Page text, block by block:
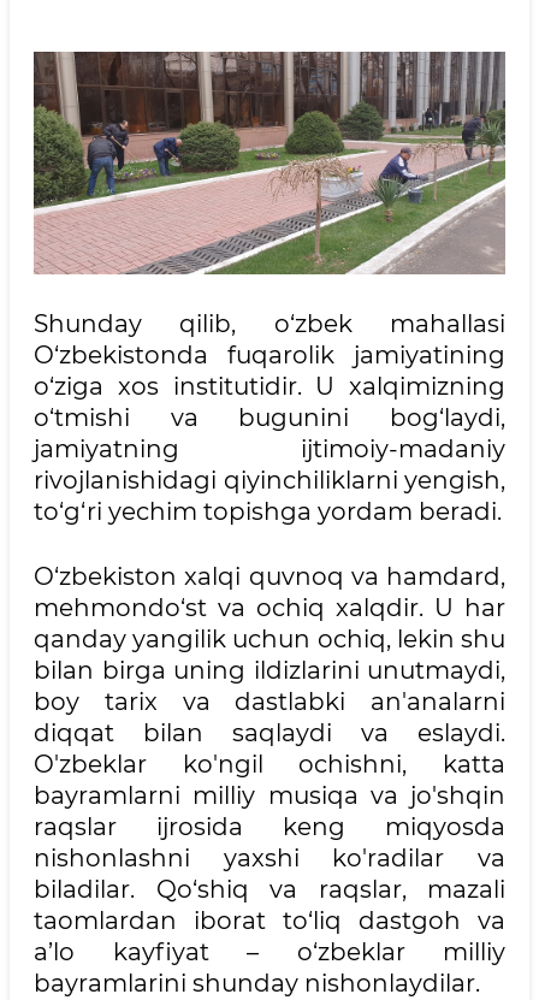
Shunday qilib, o‘zbek mahallasi
O‘zbekistonda fuqarolik jamiyatining
o‘ziga xos institutidir. U xalqimizning
o‘tmishi va bugunini bog‘laydi,
jamiyatning ijtimoiy-madaniy
rivojlanishidagi qiyinchiliklarni yengish,
to‘g‘ri yechim topishga yordam beradi.
O‘zbekiston xalqi quvnoq va hamdard,
mehmondo‘st va ochiq xalqdir. U har
qanday yangilik uchun ochiq, lekin shu
bilan birga uning ildizlarini unutmaydi,
boy tarix va dastlabki an'analarni
diqqat bilan saqlaydi va eslaydi.
O'zbeklar ko'ngil ochishni, katta
bayramlarni milliy musiqa va jo'shqin
raqslar ijrosida keng miqyosda
nishonlashni yaxshi ko'radilar va
biladilar. Qo‘shiq va raqslar, mazali
taomlardan iborat to‘liq dastgoh va
a’lo kayfiyat – o‘zbeklar milliy
bayramlarini shunday nishonlaydilar.